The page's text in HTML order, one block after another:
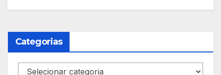
Categorias
Categorias